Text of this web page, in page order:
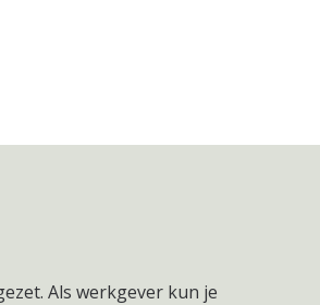
Als werkgever kun je